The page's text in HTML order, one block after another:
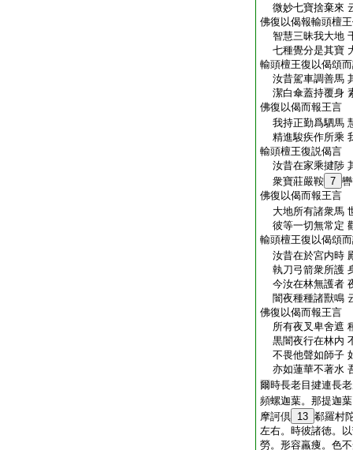
微妙七寶捨棄來
佛復以偈報輸頭檀
智慧三昧我大地
七種覺分是其寶
輸頭檀王復以偈頌
汝昔駕車調善馬
潔白傘蓋持覆身
佛復以偈而報王言
我持正勤爲駟馬
精進駿疾作所乘
輸頭檀王復説偈言
汝昔在家乘揵陟
衆寶莊嚴鞍 7
佛復以偈而報王言
大地所有諸衆馬
彼等一切無常定
輸頭檀王復以偈頌
汝昔在於宮内時
執刀弓箭衆所護
今汝在林無護者
闇夜種種諸獸鳴
佛復以偈而報王言
所有夜叉卑舍遮
黒闇夜行在林内
不畏他聲如師子
亦如蓮華不著水
爾時長老目揵連長
頻螺迦葉。那提迦
摩訶倶 13 郗羅村
左右。時彼諸徳。
勞。形容羸痩。色